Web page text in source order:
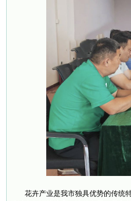
花卉产业是我市独具优势的传统